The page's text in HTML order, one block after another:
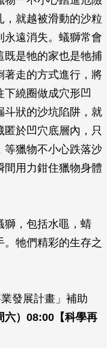
，就越被滑動的沙粒
永遠消失。蟻獅常會
既是牠的家也是牠捕
著走的方式進行，將
繞圈做成穴形凹
斗狀的沙坑陷阱，就
匿於凹穴底層內，只
等獵物不小心跌落沙
間用力鉗住獵物身體
獅，包括水黽，蜻
牠們精彩的生存之
發展計畫」補助
六）08:00【科學再